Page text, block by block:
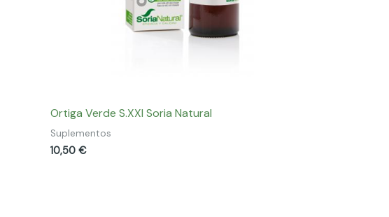
Ortiga Verde S.XXI Soria Natural
Suplementos
10,50 €